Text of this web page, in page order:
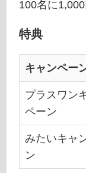
100名に
特典
キャンペー
プラスワン
ペーン
みたいキャ
ン